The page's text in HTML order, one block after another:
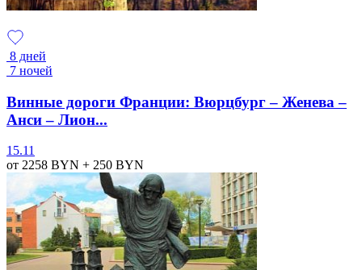
8 дней
7 ночей
Винные дороги Франции: Вюрцбург – Женева –
Анси – Лион...
15.11
от 2258 BYN + 250 BYN